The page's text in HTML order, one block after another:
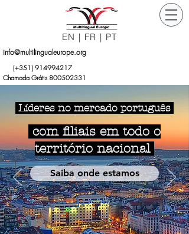
EN | FR | PT
info@multilingualeurope.org
(+351) 914994217
Chamada Grátis 800502331
Líderes no mercado português
com filiais em todo o
território nacional
Saiba onde estamos